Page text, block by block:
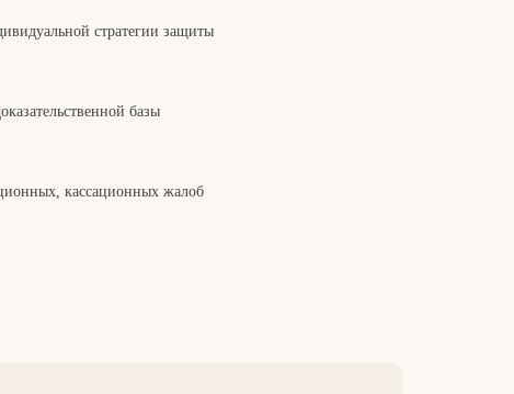
стратегии защиты
базы
кассационных жалоб